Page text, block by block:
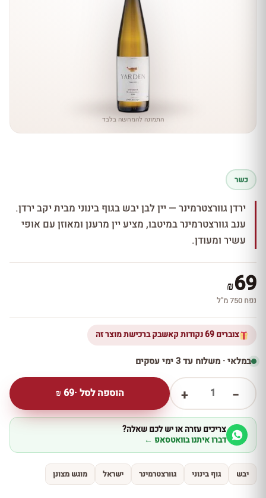
התמונה להמחשה בלבד
כשר
ירדן גוורצטרמינר — יין לבן יבש בגוף בינוני מבית יקב ירדן.
ענב גוורצטרמינר במיטבו, מציע יין מרענן ומאוזן עם אופי
עשיר ומעודן.
₪69
נפח 750 מ''ל
צוברים 69 נקודות קאשבק ברכישת מוצר זה
במלאי · משלוח עד 3 ימי עסקים
−
1
+ הוספה לסל ·69
₪
צריכים עזרה או יש לכם שאלה?
דברו איתנו בוואטסאפ ←
יבש גוף בינוני גוורצטרמינר ישראל מוגש מצונן